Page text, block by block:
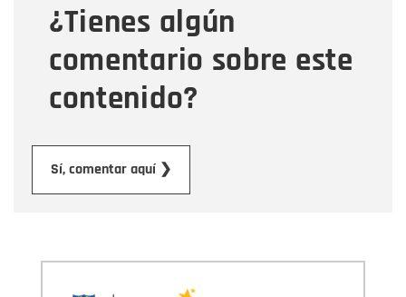
¿Tienes algún
comentario sobre este
contenido?
Sí, comentar aquí ❯
Mensaje